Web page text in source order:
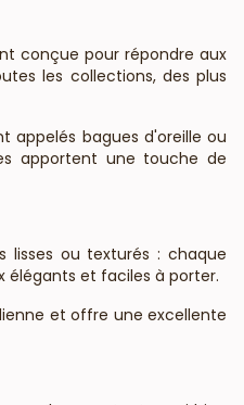
conçue pour répondre aux
les collections, des plus
appelés bagues d'oreille ou
apportent une touche de
lisses ou texturés : chaque
élégants et faciles à porter.
et offre une excellente